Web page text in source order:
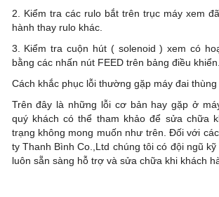
2. Kiểm tra các rulo bắt trên trục máy xem
hành thay rulo khác.
3. Kiểm tra cuộn hút ( solenoid ) xem có
bằng các nhấn nút FEED trên bảng điều khiển.
Cách khắc phục lỗi thường gặp máy đai thùng
Trên đây là những lỗi cơ bản hay gặp ở
quý khách có thể tham khảo để sửa chữa
trạng không mong muốn như trên. Đối với
ty Thanh Bình Co.,Ltd chúng tôi có đội ngũ
luôn sẵn sàng hỗ trợ và sửa chữa khi khách